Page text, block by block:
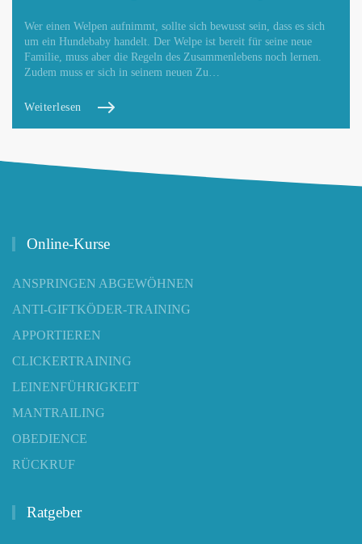
Wer einen Welpen aufnimmt, sollte sich bewusst sein, dass es sich
um ein Hundebaby handelt. Der Welpe ist bereit für seine neue
Familie, muss aber die Regeln des Zusammenlebens noch lernen.
Zudem muss er sich in seinem neuen Zu…
Weiterlesen
Online-Kurse
ANSPRINGEN ABGEWÖHNEN
ANTI-GIFTKÖDER-TRAINING
APPORTIEREN
CLICKERTRAINING
LEINENFÜHRIGKEIT
MANTRAILING
OBEDIENCE
RÜCKRUF
Ratgeber